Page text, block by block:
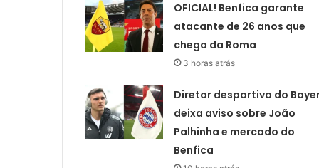
OFICIAL! Benfica garante
atacante de 26 anos que
chega da Roma
3 horas atrás
Diretor desportivo do
deixa aviso sobre João
Palhinha e mercado do
Benfica